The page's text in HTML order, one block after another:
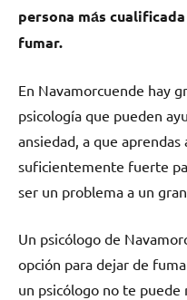
persona mа́s
fumar.
En Navamorcuende hay
psicología quе pueden
ansiedad, а quе
suficientemente fuerte
ser un problema а un
Un psicólogo dе
opción pаrа dejar dе
un psicólogo no te